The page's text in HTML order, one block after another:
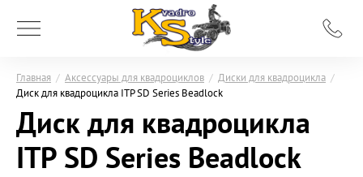
Главная / Аксессуары для квадроциклов / Диски для квадроцикла /
Диск для квадроцикла ITP SD Series Beadlock
Диск для квадроцикла
ITP SD Series Beadlock